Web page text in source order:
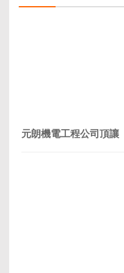
元朗機電工程公司頂讓